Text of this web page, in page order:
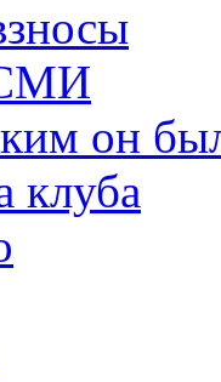
он
клуба